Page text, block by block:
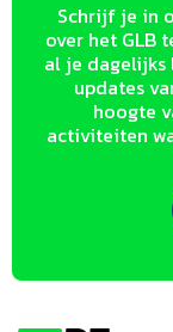
Schrijf je in
over het GLB
al je dagelijks
updates
hoogte
activiteiten